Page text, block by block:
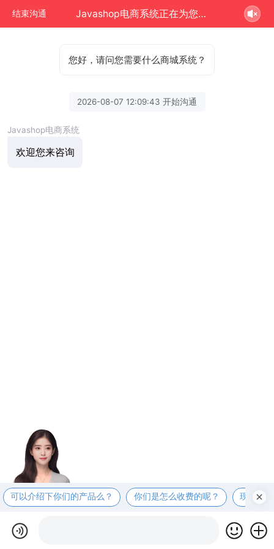
结束沟通 Javashop电商系统正在为您服务
您好，请问您需要什么商城系统？
2026-08-07 12:09:43 开始沟通
Javashop电商系统
欢迎您来咨询
可以介绍下你们的产品么？ 你们是怎么收费的呢？ 现在有